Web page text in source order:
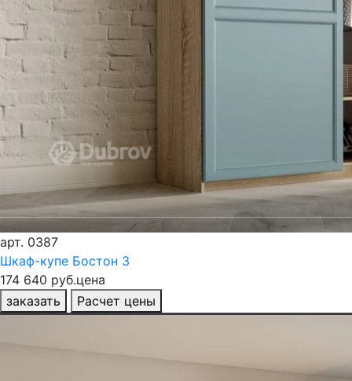
арт. 0387
Шкаф-купе Бостон 3
174 640 руб.цена
заказать
Расчет цены